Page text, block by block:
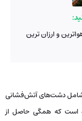
و ارزان ترین
با مساحت تقریباً ۵۰۰۰ هکتار، شامل دشت‌های آتش‌فشانی
است که همگی حاصل از